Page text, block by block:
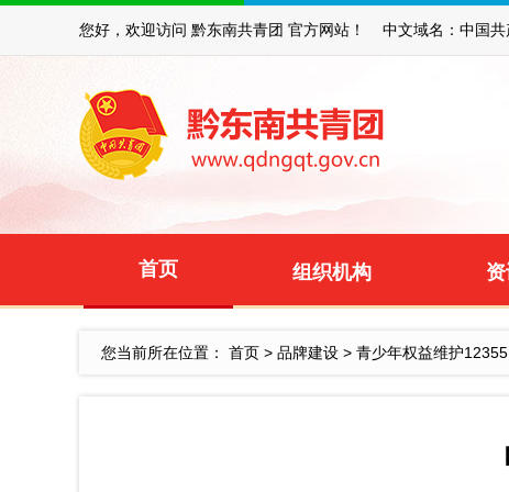
您好，欢迎访问 黔东南共青团 官方网站！ 中文域名：中国共
首页 组织机构
您当前所在位置： 首页 > 品牌建设 > 青少年权益维护12355